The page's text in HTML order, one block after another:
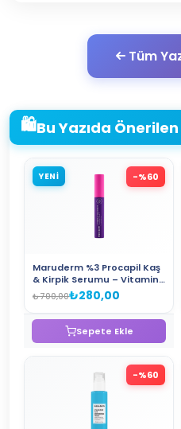
Tüm
🛍️Bu Yazıda
YENİ -%60
Maruderm %3 Procapil Kaş
& Kirpik Serumu – Vitamin
E ve Peptid İçeren
Güçlendirici Kaş Kirpik
₺700,00₺280,00
Sepete Ekle
-%60